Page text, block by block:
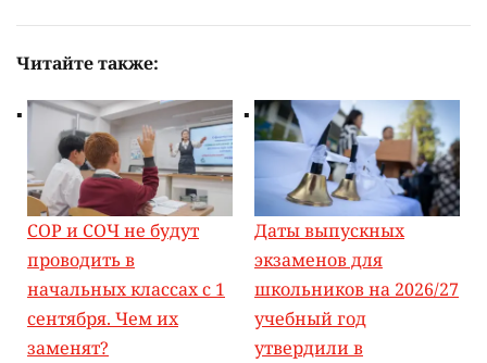
Читайте также:
СОР и СОЧ не будут
проводить в
начальных классах с 1
сентября. Чем их
заменят?
Даты выпускных
экзаменов для
школьников на 2026/27
учебный год
утвердили в